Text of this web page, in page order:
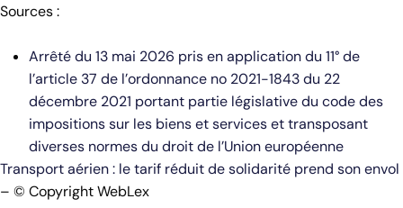
Sources :
Arrêté du 13 mai 2026 pris en application du 11° de
l’article 37 de l’ordonnance no 2021-1843 du 22
décembre 2021 portant partie législative du code des
impositions sur les biens et services et transposant
diverses normes du droit de l’Union européenne
Transport aérien : le tarif réduit de solidarité prend son envol
– © Copyright WebLex